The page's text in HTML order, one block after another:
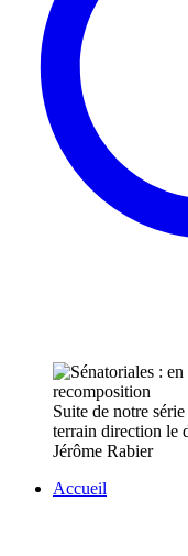
Suite de notre
terrain direction le
Jérôme Rabier
Accueil